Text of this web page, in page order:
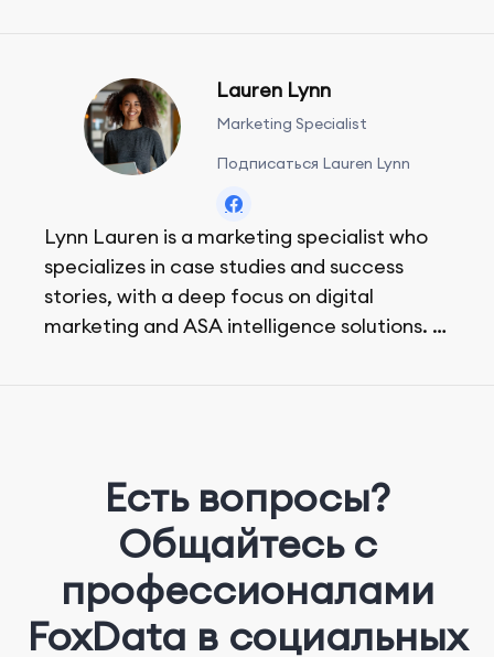
Lauren Lynn
Marketing Specialist
Подписаться Lauren Lynn
Lynn Lauren is a marketing specialist who
specializes in case studies and success
stories, with a deep focus on digital
marketing and ASA intelligence solutions.
Есть вопросы?
Общайтесь с
профессионалами
FoxData в социальных